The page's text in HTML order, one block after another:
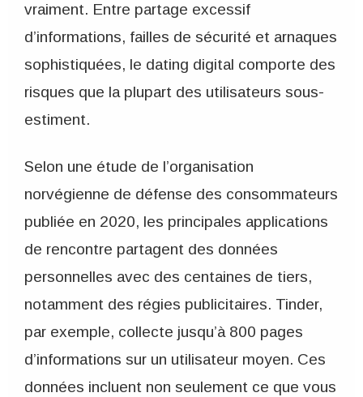
vraiment. Entre partage excessif
d’informations, failles de sécurité et arnaques
sophistiquées, le dating digital comporte des
risques que la plupart des utilisateurs sous-
estiment.
Selon une étude de l’organisation
norvégienne de défense des consommateurs
publiée en 2020, les principales applications
de rencontre partagent des données
personnelles avec des centaines de tiers,
notamment des régies publicitaires. Tinder,
par exemple, collecte jusqu’à 800 pages
d’informations sur un utilisateur moyen. Ces
données incluent non seulement ce que vous